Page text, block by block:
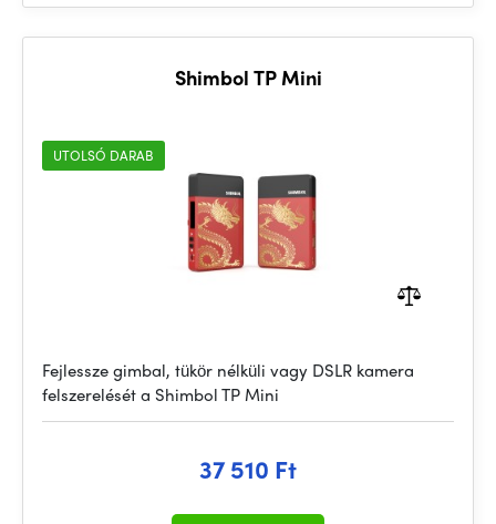
Shimbol TP Mini
UTOLSÓ DARAB
Fejlessze gimbal, tükör nélküli vagy DSLR kamera
felszerelését a Shimbol TP Mini
37 510 Ft